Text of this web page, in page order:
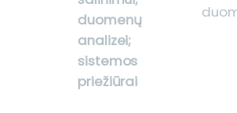
duomenų
analizei;
sistemos
priežiūrai